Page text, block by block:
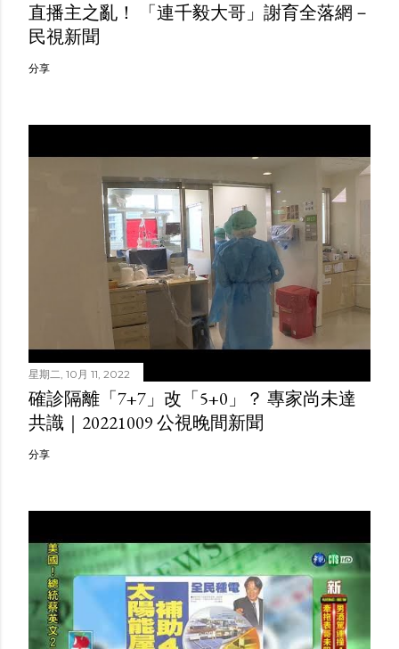
直播主之亂！ 「連千毅大哥」謝育全落網－
民視新聞
分享
星期二, 10月 11, 2022
確診隔離「7+7」改「5+0」？ 專家尚未達
共識｜20221009 公視晚間新聞
分享